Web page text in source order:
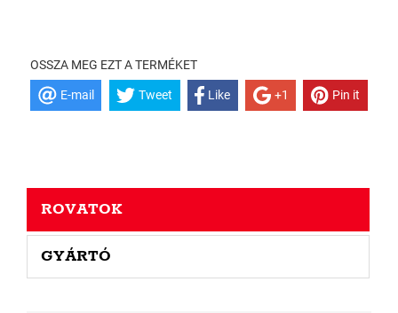
OSSZA MEG EZT A TERMÉKET
E-mail Tweet Like +1 Pin it
ROVATOK
GYÁRTÓ